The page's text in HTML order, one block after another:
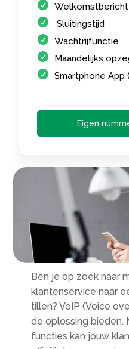
Welkomstbericht
Sluitingstijd
Wachtrijfunctie
Maandelijks
Smartphone App
Eigen
Ben je op zoek naar
klantenservice naar
tillen? VoIP (Voice
de oplossing bieden.
functies kan jouw